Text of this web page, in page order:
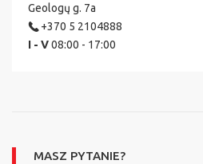
Geologų g. 7a
+370 5 2104888
I - V08:00 - 17:00
MASZ PYTANIE?